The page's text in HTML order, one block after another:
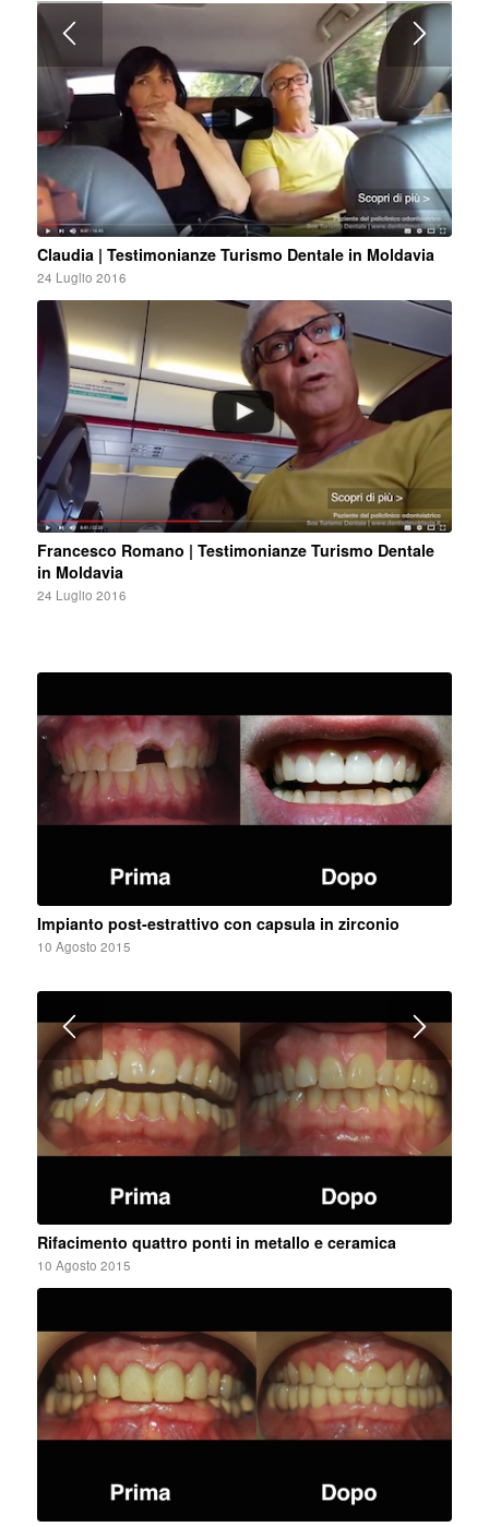
Claudia | Testimonianze Turismo Dentale in Moldavia
24 Luglio 2016
Francesco Romano | Testimonianze Turismo Dentale
in Moldavia
24 Luglio 2016
Impianto post-estrattivo con capsula in zirconio
10 Agosto 2015
Rifacimento quattro ponti in metallo e ceramica
10 Agosto 2015